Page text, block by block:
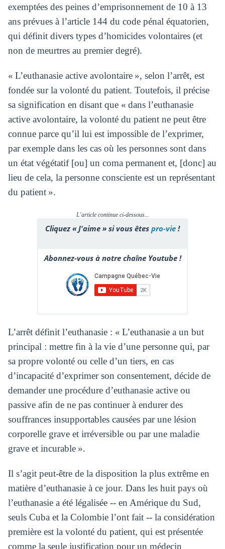
exemptées des peines d’emprisonnement de 10 à 13
ans prévues à l’article 144 du code pénal équatorien,
qui définit divers types d’homicides volontaires (et
non de meurtres au premier degré).
« L’euthanasie active avolontaire », selon l’arrêt, est
fondée sur la volonté du patient. Toutefois, il précise
sa signification en disant que « dans l’euthanasie
active avolontaire, la volonté du patient ne peut être
connue parce qu’il lui est impossible de l’exprimer,
par exemple dans les cas où les personnes sont dans
un état végétatif [ou] un coma permanent et, [donc] au
lieu de cela, la personne consciente est un représentant
du patient ».
L'article continue ci-dessous...
Cliquez « J'aime » si vous êtes pro-vie !
Abonnez-vous à notre chaîne Youtube !
L’arrêt définit l’euthanasie : « L’euthanasie a un but
principal : mettre fin à la vie d’une personne qui, par
sa propre volonté ou celle d’un tiers, en cas
d’incapacité d’exprimer son consentement, décide de
demander une procédure d’euthanasie active ou
passive afin de ne pas continuer à endurer des
souffrances insupportables causées par une lésion
corporelle grave et irréversible ou par une maladie
grave et incurable ».
Il s’agit peut-être de la disposition la plus extrême en
matière d’euthanasie à ce jour. Dans les huit pays où
l’euthanasie a été légalisée -- en Amérique du Sud,
seuls Cuba et la Colombie l’ont fait -- la considération
première est la volonté du patient, qui est présentée
comme la seule justification pour un médecin